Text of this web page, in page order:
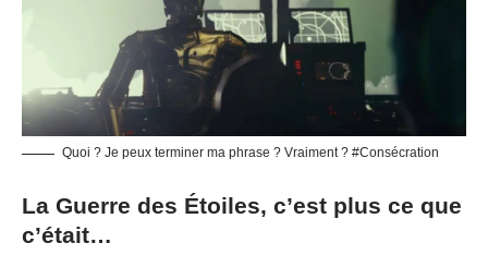
Quoi ? Je peux terminer ma phrase ? Vraiment ? #Consécration
La Guerre des Étoiles, c’est plus ce que
c’était…